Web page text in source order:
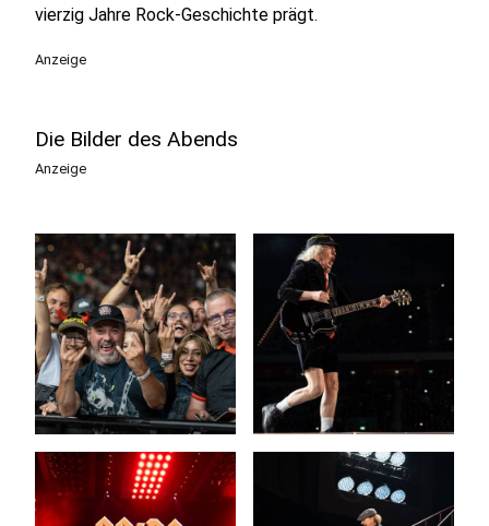
vierzig Jahre Rock-Geschichte prägt.
Anzeige
Die Bilder des Abends
Anzeige